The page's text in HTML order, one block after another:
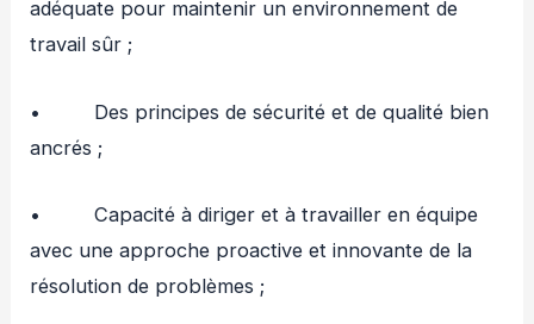
adéquate pour maintenir un environnement de
travail sûr ;
• Des principes de sécurité et de qualité bien
ancrés ;
• Capacité à diriger et à travailler en équipe
avec une approche proactive et innovante de la
résolution de problèmes ;